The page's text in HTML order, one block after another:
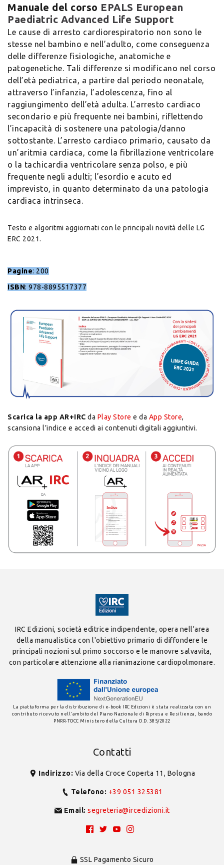
Manuale del corso EPALS European
Paediatric Advanced Life Support
Le cause di arresto cardiorespiratorio non sono le
stesse nel bambino e nell’adulto, come conseguenza
delle differenze fisiologiche, anatomiche e
patogenetiche. Tali differenze si modificano nel corso
dell’età pediatrica, a partire dal periodo neonatale,
attraverso l’infanzia, l’adolescenza, fino al
raggiungimento dell’età adulta. L’arresto cardiaco
secondario e più frequente nei bambini, riflettendo
l’incapacità di sostenere una patologia/danno
sottostante. L’arresto cardiaco primario, causato da
un’aritmia cardiaca, come la fibrillazione ventricolare
o la tachicardia ventricolare senza polso, e più
frequente negli adulti; l’esordio e acuto ed
imprevisto, in quanto determinato da una patologia
cardiaca intrinseca.
Testo e algoritmi aggiornati con le principali novità delle LG
ERC 2021.
Pagine: 200
ISBN: 978-8895517377
Scarica la app AR+IRC da Play Store e da App Store,
scansiona l’indice e accedi ai contenuti digitali aggiuntivi.
IRC Edizioni, società editrice indipendente, opera nell'area
della manualistica con l'obiettivo primario di diffondere le
principali nozioni sul primo soccorso e le manovre salvavita,
con particolare attenzione alla rianimazione cardiopolmonare.
La piattaforma per la distribuzione di e-book IRC Edizioni è stata realizzata con un
contributo ricevuto nell'ambito del Piano Nazionale di Ripresa e Resilienza, bando
PNRR-TOCC Ministero della Cultura D.D. 385/2022
Contatti
Indirizzo: Via della Croce Coperta 11, Bologna
Telefono: +39 051 325381
Email: segreteria@ircedizioni.it
SSL Pagamento Sicuro